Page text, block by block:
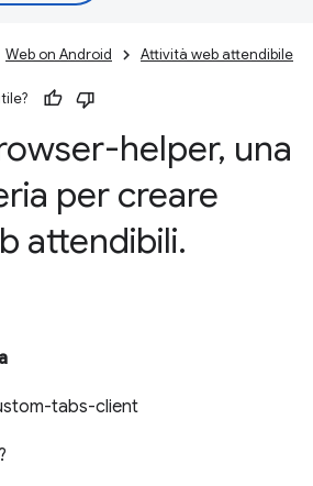
Web on Android Attività web attendibile
helper, una
per creare
attendibili.
tabs-client